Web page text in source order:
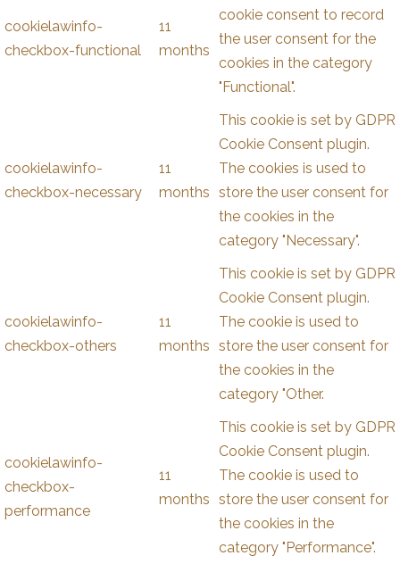
cookielawinfo-
checkbox-functional
11
months
cookie consent to record
the user consent for the
cookies in the category
"Functional".
cookielawinfo-
checkbox-necessary
11
months
This cookie is set by GDPR
Cookie Consent plugin.
The cookies is used to
store the user consent for
the cookies in the
category "Necessary".
cookielawinfo-
checkbox-others
11
months
This cookie is set by GDPR
Cookie Consent plugin.
The cookie is used to
store the user consent for
the cookies in the
category "Other.
cookielawinfo-
checkbox-
performance
11
months
This cookie is set by GDPR
Cookie Consent plugin.
The cookie is used to
store the user consent for
the cookies in the
category "Performance".